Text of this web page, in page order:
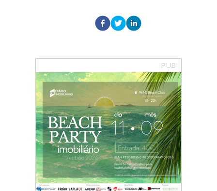
PUB